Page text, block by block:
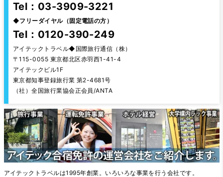
Tel：03-3909-3221
◆フリーダイヤル（固定電話の方）
Tel：0120-390-249
アイテックトラベル◆国際旅行通信（株）
〒115-0055 東京都北区赤羽西1-41-4
アイテックビル1F
東京都知事登録旅行業 第2-4681号
（社）全国旅行業協会正会員/ANTA
アイテックトラベルは1995年創業。いろいろな事業を行う会社です。